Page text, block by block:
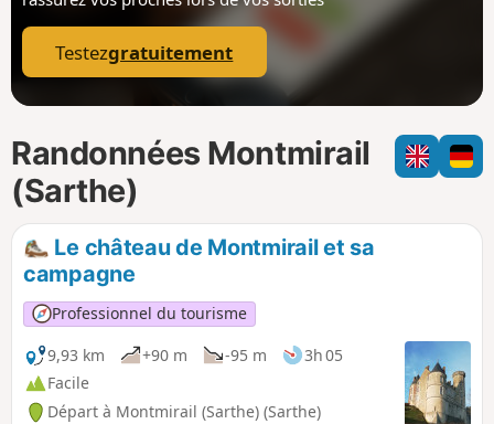
p
Testezgratuitement
Randonnées Montmirail
(Sarthe)
Le château de Montmirail et sa
campagne
Professionnel du tourisme
9,93 km
+90 m -95 m
3h 05
Facile
Départ à Montmirail (Sarthe) (Sarthe)